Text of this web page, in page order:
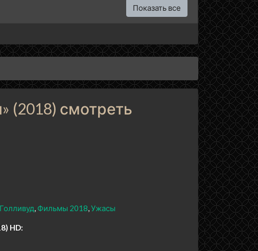
Показать все
(2018) смотреть
Голливуд Фильмы 2018 Ужасы
HD: